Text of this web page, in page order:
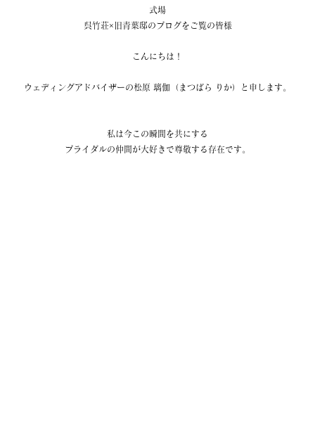
式場
呉竹荘×旧青葉邸のブログをご覧の皆様
こんにちは！
ウェディングアドバイザーの松原 璃伽（まつばら りか）と申します。
私は今この瞬間を共にする
ブライダルの仲間が大好きで尊敬する存在です。